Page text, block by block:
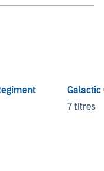
Galactic
7 titres